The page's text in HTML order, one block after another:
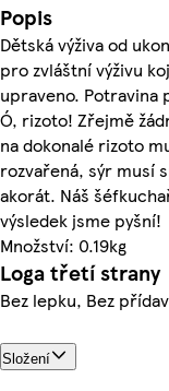
Popis
Dětská výživa od
pro zvláštní výživu
upraveno. Potravina
Ó, rizoto! Zřejmě
na dokonalé rizoto
rozvařená, sýr musí
akorát. Náš
výsledek jsme pyšní!
Množství: 0.19kg
Loga třetí strany
Bez lepku, Bez
Složení